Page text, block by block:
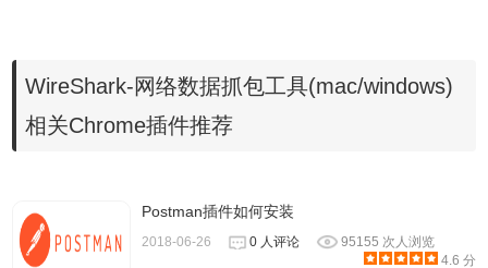
3、实时数据可以从Ethernet、IEEE 802.11、PPP/HDLC、
ATM、Bluetooth、USB、Token Ring、Frame Relay、
FDDI等读取（取决于您的平台）；
网络数据；
6、业界最强大的显示器滤波器；
WireShark-网络数据抓包工具(mac/windows)
相关Chrome插件推荐
Postman插件如何安装
2018-06-26 0 人评论
95155 次人浏览
4.6 分